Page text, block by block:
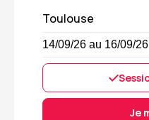
Toulouse
14/09/26 au 16/09/26
Je